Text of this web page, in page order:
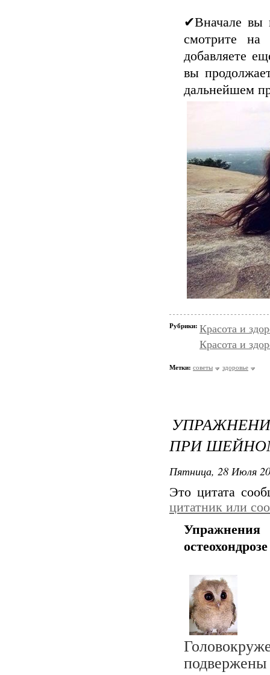
✔Вначале вы
смотрите
добавляете
вы
дальнейшем
Рубрики: Красота и
Красота и
Метки: советы здоровье
ПРИ
Пятница, 28 Июля
Это цитата
цитатник или
остеохондрозе